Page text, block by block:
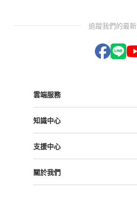
追蹤我們的最
雲端服務
Vital NetZero
Vital Finance
Vital OD
知識中心
成功案例
支援中心
解決方案
關於我們